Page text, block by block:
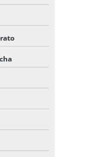
DE